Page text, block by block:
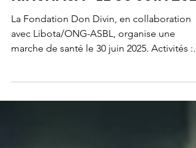
AUX SANS-ABRIS.
KINSHASA- LE 30 JUIN
La Fondation Don Divin, en collaboration
marche de santé le 30 juin 2025. Activités :